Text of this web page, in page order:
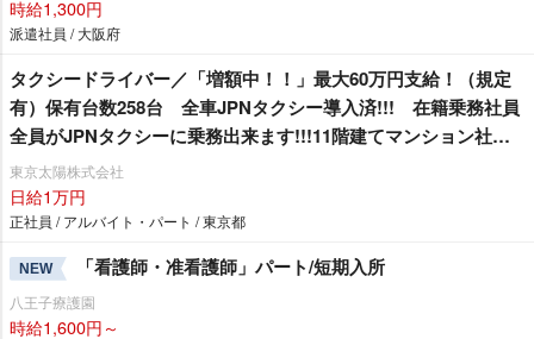
時給1,300円
派遣社員 / 大阪府
タクシードライバー／「増額中！！」最大60万円支給！（規定
有）保有台数258台 全車JPNタクシー導入済!!! 在籍乗務社員
全員がJPNタクシーに乗務出来ます!!!11階建てマンション社
宅 1R1年間家賃無料！（規定有）
東京太陽株式会社
日給1万円
正社員 / アルバイト・パート / 東京都
NEW 「看護師・准看護師」パート/短期入所
八王子療護園
時給1,600円～